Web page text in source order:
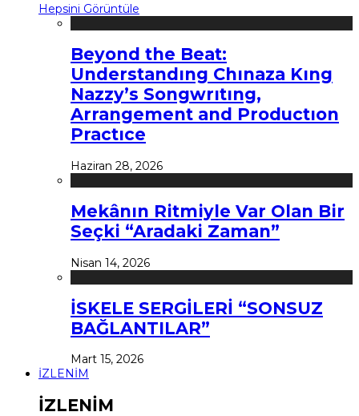
Hepsini Görüntüle
Beyond the Beat:
Understandıng Chınaza Kıng
Nazzy’s Songwrıtıng,
Arrangement and Productıon
Practıce
Haziran 28, 2026
Mekânın Ritmiyle Var Olan Bir
Seçki “Aradaki Zaman”
Nisan 14, 2026
İSKELE SERGİLERİ “SONSUZ
BAĞLANTILAR”
Mart 15, 2026
İZLENİM
İZLENİM